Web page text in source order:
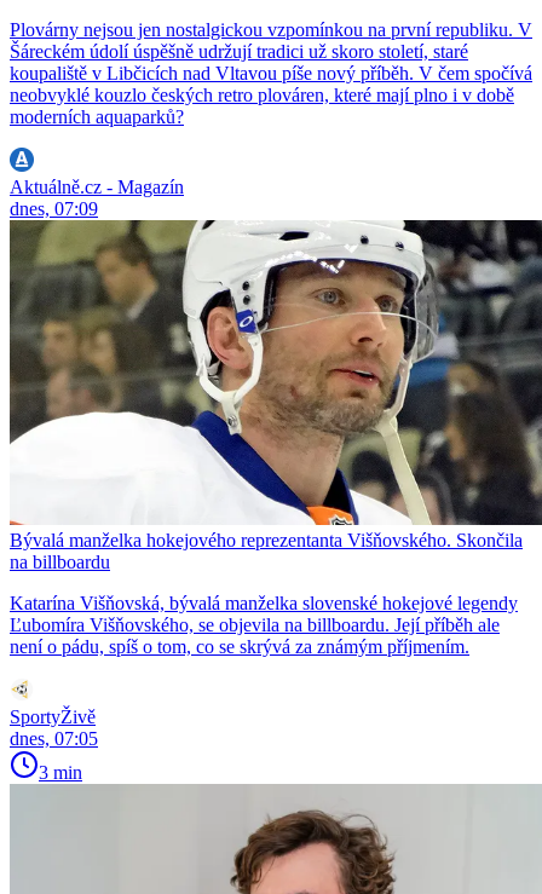
Plovárny nejsou jen nostalgickou vzpomínkou na první republiku. V
Šáreckém údolí úspěšně udržují tradici už skoro století, staré
koupaliště v Libčicích nad Vltavou píše nový příběh. V čem spočívá
neobvyklé kouzlo českých retro plováren, které mají plno i v době
moderních aquaparků?
Aktuálně.cz - Magazín
dnes, 07:09
Bývalá manželka hokejového reprezentanta Višňovského. Skončila
na billboardu
Katarína Višňovská, bývalá manželka slovenské hokejové legendy
Ľubomíra Višňovského, se objevila na billboardu. Její příběh ale
není o pádu, spíš o tom, co se skrývá za známým příjmením.
SportyŽivě
dnes, 07:05
3 min